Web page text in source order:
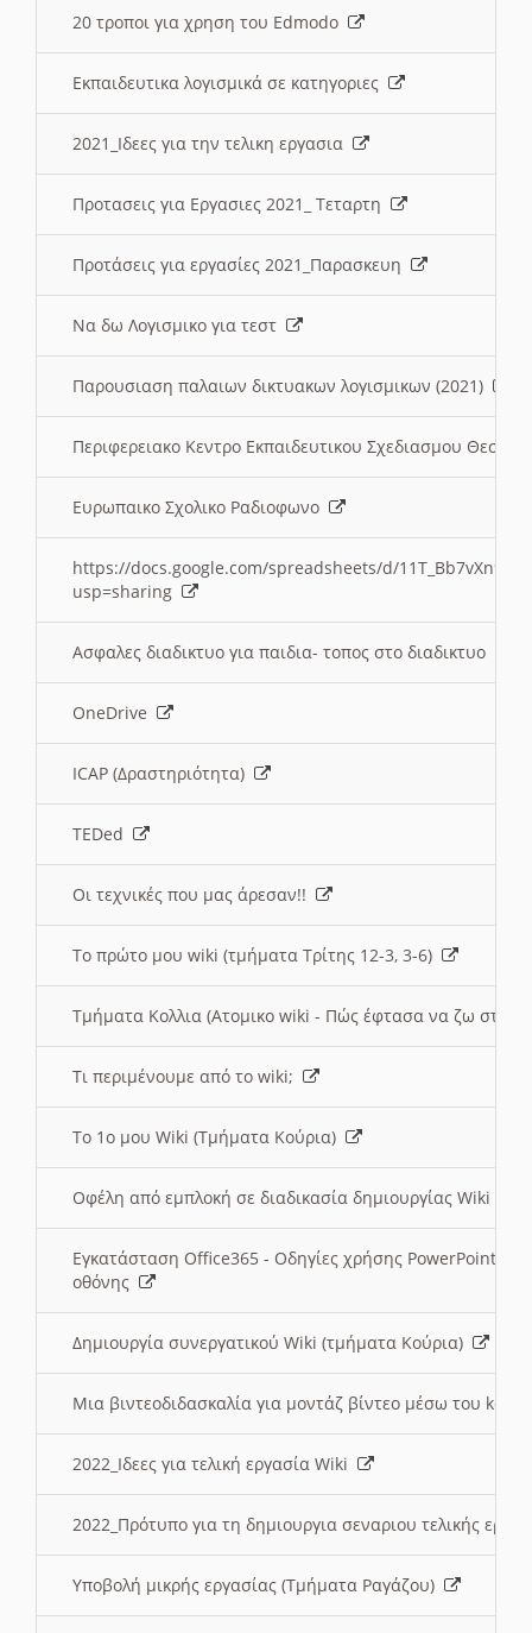
20 τροποι για χρηση του Edmodo
Εκπαιδευτικα λογισμικά σε κατηγοριες
2021_Ιδεες για την τελικη εργασια
Προτασεις για Εργασιες 2021_ Τεταρτη
Προτάσεις για εργασίες 2021_Παρασκευη
Να δω Λογισμικο για τεστ
Παρουσιαση παλαιων δικτυακων λογισμικων (2021)
Περιφερειακο Κεντρο Εκπαιδευτικου Σχεδιασμου
Ευρωπαικο Σχολικο Ραδιοφωνο
https://docs.google.com/spreadsheets/d/
usp=sharing
Ασφαλες διαδικτυο για παιδια- τοπος στο διαδικτυο
OneDrive
ICAP (Δραστηριότητα)
TEDed
Οι τεχνικές που μας άρεσαν!!
Το πρώτο μου wiki (τμήματα Τρίτης 12-3, 3-6)
Τμήματα Κολλια (Ατομικο wiki - Πώς έφτασα να ζω στην
Τι περιμένουμε από το wiki;
Το 1ο μου Wiki (Τμήματα Κούρια)
Οφέλη από εμπλοκή σε διαδικασία δημιουργίας Wiki
Εγκατάσταση Office365 - Οδηγίες χρήσης PowerPoint
οθόνης
Δημιουργία συνεργατικού Wiki (τμήματα Κούρια)
Μια βιντεοδιδασκαλία για μοντάζ βίντεο μέσω του
2022_Ιδεες για τελική εργασία Wiki
2022_Πρότυπο για τη δημιουργια σεναριου τελικής
Υποβολή μικρής εργασίας (Τμήματα Ραγάζου)